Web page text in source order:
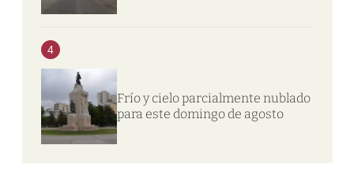
4
Frío y cielo parcialmente nublado
para este domingo de agosto